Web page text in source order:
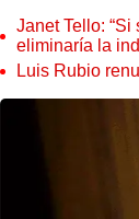
Janet Tello:
eliminaría la
Luis Rubio